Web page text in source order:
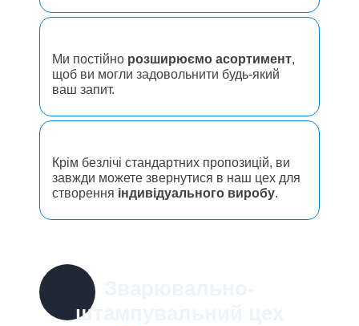
Ми постійно розширюємо асортимент,
щоб ви могли задовольнити будь-який
ваш запит.
Крім безлічі стандартних пропозицій, ви
завжди можете звернутися в наш цех для
створення індивідуального виробу.
штампувальний цех